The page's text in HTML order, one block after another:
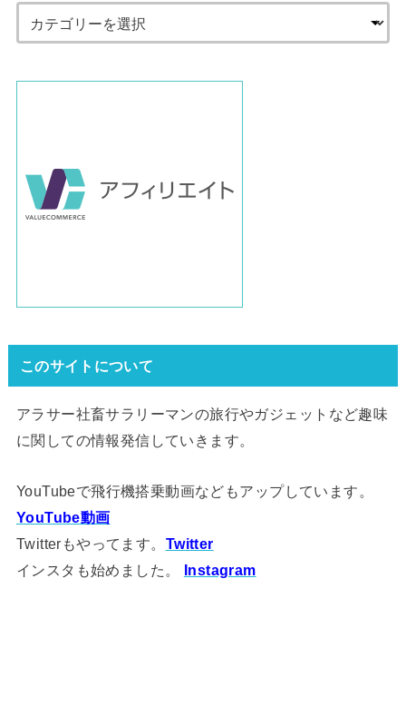
このサイトについて
アラサー社畜サラリーマンの旅行やガジェットなど趣味
に関しての情報発信していきます。
YouTubeで飛行機搭乗動画などもアップしています。
YouTube動画
Twitterもやってます。 Twitter
インスタも始めました。 Instagram